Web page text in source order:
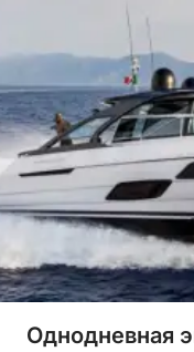
Однодневная